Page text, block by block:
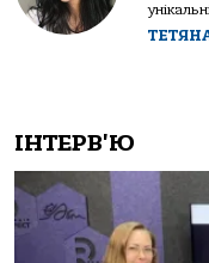
ІНТЕРВ'Ю